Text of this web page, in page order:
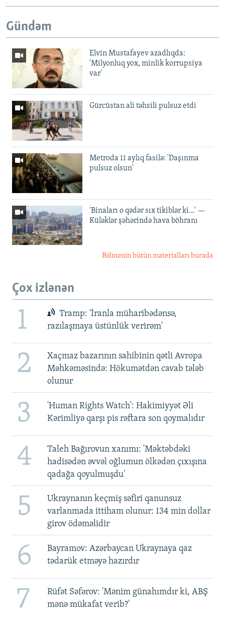
Gündəm
Elvin Mustafayev azadlıqda:
'Milyonluq yox, minlik korrupsiya
var'
Gürcüstan ali təhsili pulsuz etdi
Metroda 11 aylıq fasilə: 'Daşınma
pulsuz olsun'
'Binaları o qədər sıx tikiblər ki...' —
Küləklər şəhərində hava böhranı
Bölmənin bütün materialları burada
Çox izlənən
1
Tramp: 'İranla müharibədənsə,
razılaşmaya üstünlük verirəm'
2
Xaçmaz bazarının sahibinin qətli Avropa
Məhkəməsində: Hökumətdən cavab tələb
olunur
3
'Human Rights Watch': Hakimiyyət Əli
Kərimliyə qarşı pis rəftara son qoymalıdır
4
Taleh Bağırovun xanımı: 'Məktəbdəki
hadisədən əvvəl oğlumun ölkədən çıxışına
qadağa qoyulmuşdu'
5
Ukraynanın keçmiş səfiri qanunsuz
varlanmada ittiham olunur: 134 min dollar
girov ödəməlidir
6
Bayramov: Azərbaycan Ukraynaya qaz
tədarük etməyə hazırdır
7
Rüfət Səfərov: 'Mənim günahımdır ki, ABŞ
mənə mükafat verib?'